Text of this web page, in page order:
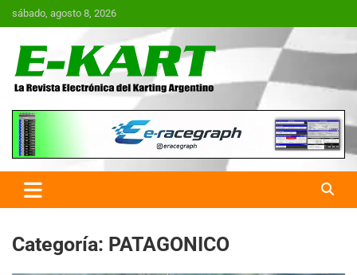
Saltar
al
sábado, agosto 8, 2026
E-Kart.com.ar | La Revista
Electrónica del Karting en
Argentina
Categoría: PATAGONICO